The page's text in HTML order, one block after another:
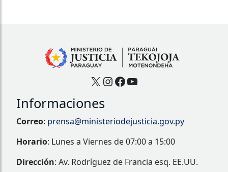
X Instagram
Facebook
YouTube
Informaciones
Correo: prensa@ministeriodejusticia.gov.py
Horario: Lunes a Viernes de 07:00 a 15:00
Dirección: Av. Rodríguez de Francia esq. EE.UU.